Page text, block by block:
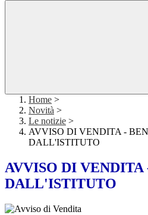
Home >
Novità >
Le notizie >
AVVISO DI VENDITA -
DALL'ISTITUTO
AVVISO DI VENDITA
DALL'ISTITUTO